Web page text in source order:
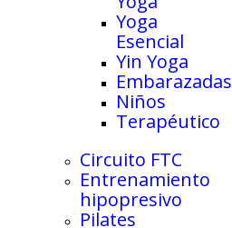
Yoga
Esencial
Yin Yoga
Embarazadas
Niños
Terapéutico
Circuito FTC
Entrenamiento
hipopresivo
Pilates